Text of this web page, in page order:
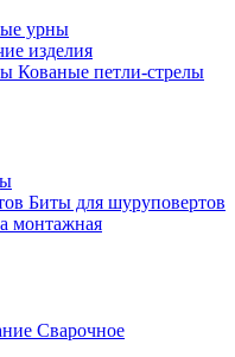
урны
изделия
Кованые петли-стрелы
Биты для шуруповертов
монтажная
Сварочное